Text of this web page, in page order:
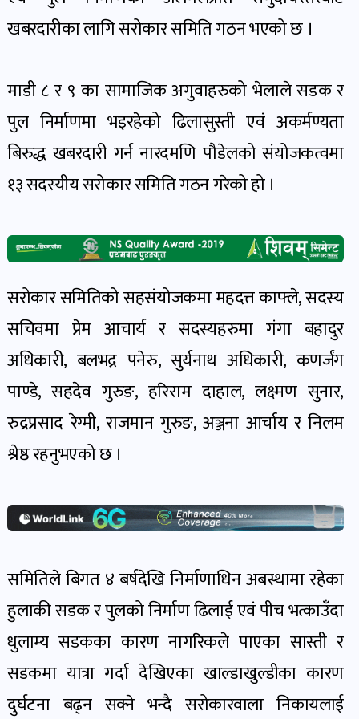
खबर
शिक्षा
खबर
बिपद-
जोखिम
खेल
र
खेलाडी
खबर
स्वास्थ्य
पोष्ट
प्रवास
खबरदारीका लागि सरोकार समिति गठन भएको छ ।
माडी ८ र ९ का सामाजिक अगुवाहरुको भेलाले सडक र
पुल निर्माणमा भइरहेको ढिलासुस्ती एवं अकर्मण्यता
बिरुद्ध खबरदारी गर्न नारदमणि पौडेलको संयोजकत्वमा
१३ सदस्यीय सरोकार समिति गठन गरेको हो ।
सरोकार समितिको सहसंयोजकमा महदत्त काफ्ले, सदस्य
सचिवमा प्रेम आचार्य र सदस्यहरुमा गंगा बहादुर
अधिकारी, बलभद्र पनेरु, सुर्यनाथ अधिकारी, कणर्जंग
पाण्डे, सहदेव गुरुङ, हरिराम दाहाल, लक्ष्मण सुनार,
रुद्रप्रसाद रेग्मी, राजमान गुरुङ, अञ्जना आर्चाय र निलम
श्रेष्ठ रहनुभएको छ ।
समितिले बिगत ४ बर्षदेखि निर्माणाधिन अबस्थामा रहेका
हुलाकी सडक र पुलको निर्माण ढिलाई एवं पीच भत्काउँदा
धुलाम्य सडकका कारण नागरिकले पाएका सास्ती र
सडकमा यात्रा गर्दा देखिएका खाल्डाखुल्डीका कारण
दुर्घटना बढ्न सक्ने भन्दै सरोकारवाला निकायलाई